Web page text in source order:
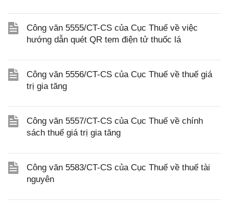
Công văn 5555/CT-CS của Cục Thuế về việc
hướng dẫn quét QR tem điện tử thuốc lá
Công văn 5556/CT-CS của Cục Thuế về thuế giá
trị gia tăng
Công văn 5557/CT-CS của Cục Thuế về chính
sách thuế giá trị gia tăng
Công văn 5583/CT-CS của Cục Thuế về thuế tài
nguyên